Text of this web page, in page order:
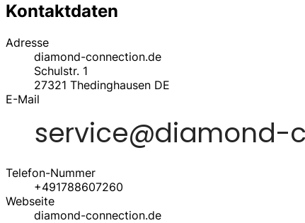
Kontaktdaten
Adresse
diamond-connection.de
Schulstr. 1
27321 Thedinghausen DE
E-Mail
Telefon-Nummer
+491788607260
Webseite
diamond-connection.de